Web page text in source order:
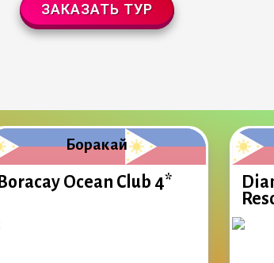
ЗАКАЗАТЬ ТУР
Боракай
Boracay Ocean Club 4*